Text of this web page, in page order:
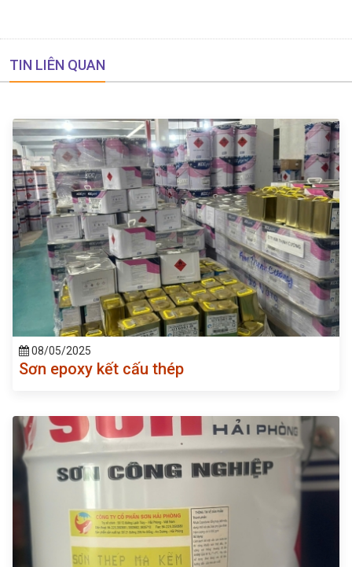
TIN LIÊN QUAN
08/05/2025
Sơn epoxy kết cấu thép